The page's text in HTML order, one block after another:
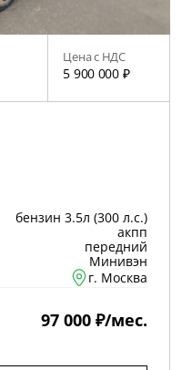
Цена с НДС
5 900 000 ₽
бензин 3.5л (300 л.с.)
акпп
передний
Минивэн
г. Москва
97 000 ₽/мес.